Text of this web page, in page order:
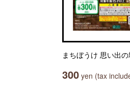
まちぼうけ 思い出
300 yen (tax